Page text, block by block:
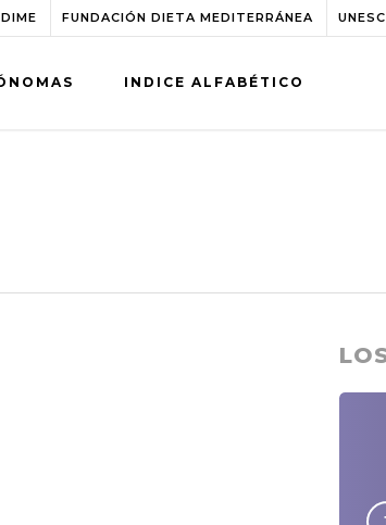
FUNDACIÓN DIETA MEDITERRÁNEA
INDICE ALFABÉTICO